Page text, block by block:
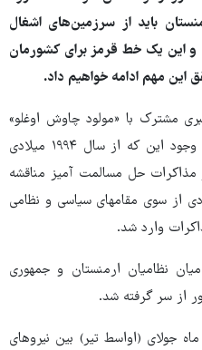
باید از سرزمین‌های اشغال
این یک خط قرمز برای کشورمان
این مهم ادامه خواهیم داد.
مشترک با «مولود چاوش اوغلو»
وزیر خارجه ترکیه در باکو، افزود: با وجود این که از سال ۱۹۹۴ میلادی
حل مسالمت آمیز مناقشه
بودیم، اما از سال ۲۰۱۸ میلادی از سوی مقامهای سیاسی و نظامی
وارد شد.
نظامیان ارمنستان و جمهوری
از سر گرفته شد.
جولای (اواسط تیر) بین نیروهای